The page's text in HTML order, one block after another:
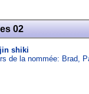
02
shiki
de la nommée: Brad,